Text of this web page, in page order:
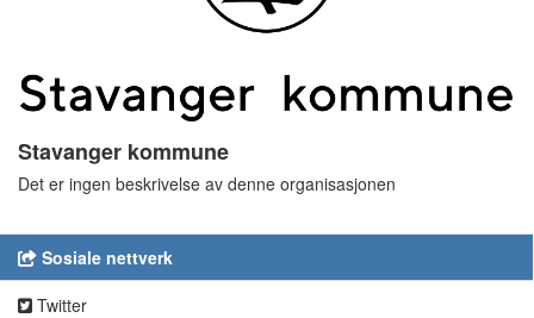
Stavanger kommune
Det er ingen beskrivelse av denne organisasjonen
Sosiale nettverk
Twitter